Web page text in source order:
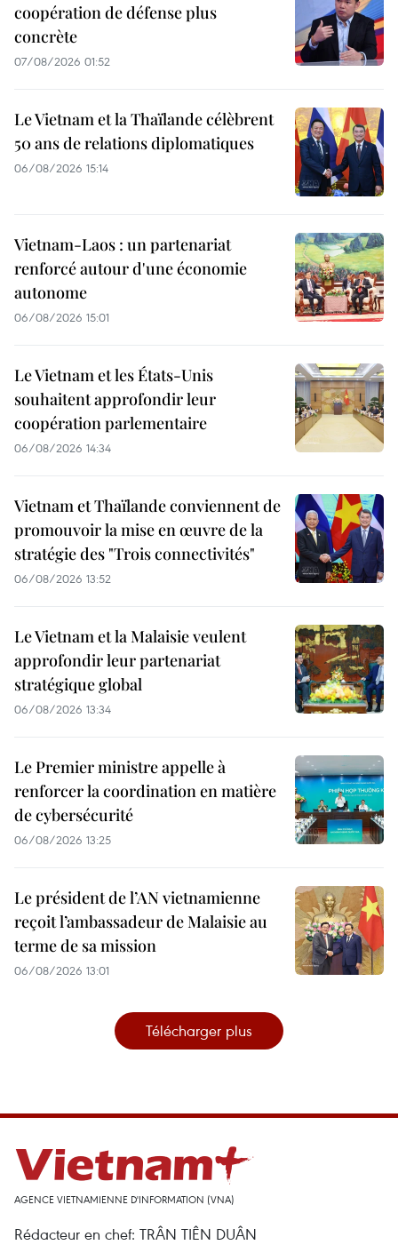
coopération de défense plus
concrète
07/08/2026 01:52
Le Vietnam et la Thaïlande célèbrent
50 ans de relations diplomatiques
06/08/2026 15:14
Vietnam-Laos : un partenariat
renforcé autour d'une économie
autonome
06/08/2026 15:01
Le Vietnam et les États-Unis
souhaitent approfondir leur
coopération parlementaire
06/08/2026 14:34
Vietnam et Thaïlande conviennent de
promouvoir la mise en œuvre de la
stratégie des "Trois connectivités"
06/08/2026 13:52
Le Vietnam et la Malaisie veulent
approfondir leur partenariat
stratégique global
06/08/2026 13:34
Le Premier ministre appelle à
renforcer la coordination en matière
de cybersécurité
06/08/2026 13:25
Le président de l’AN vietnamienne
reçoit l’ambassadeur de Malaisie au
terme de sa mission
06/08/2026 13:01
Télécharger plus
AGENCE VIETNAMIENNE D'INFORMATION (VNA)
Rédacteur en chef: TRÂN TIÊN DUÂN